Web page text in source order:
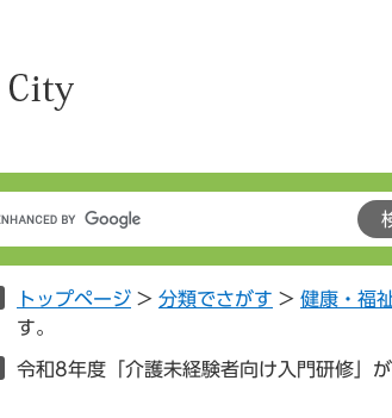
トップページ > 分類でさがす > 健康・福
す。
令和8年度「介護未経験者向け入門研修」が